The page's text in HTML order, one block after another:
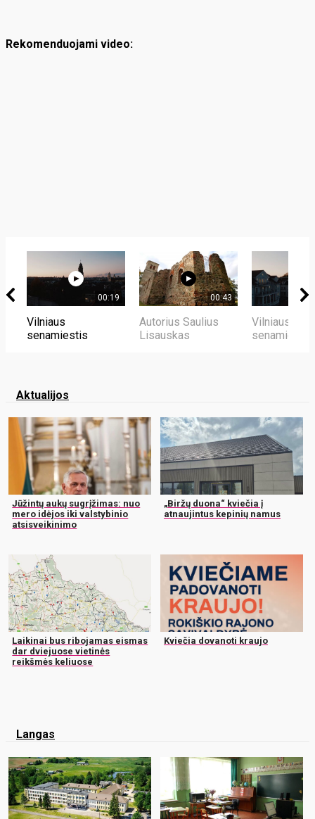
Rekomenduojami video:
00:19
Vilniaus
senamiestis
00:43
Autorius Saulius
Lisauskas
Vilniaus
senamiestis
Aktualijos
Jūžintų aukų sugrįžimas: nuo
mero idėjos iki valstybinio
atsisveikinimo
„Biržų duona“ kviečia į
atnaujintus kepinių namus
Laikinai bus ribojamas eismas
dar dviejuose vietinės
reikšmės keliuose
Kviečia dovanoti kraujo
Langas